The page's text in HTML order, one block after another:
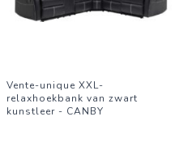
Vente-unique XXL-
relaxhoekbank van zwart
kunstleer - CANBY